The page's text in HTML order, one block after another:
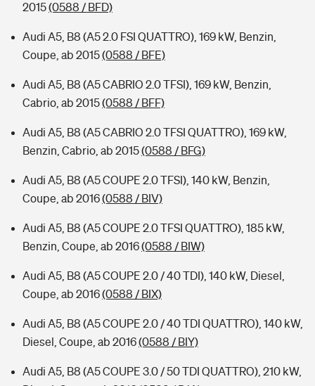
2015(0588 / BFD)
Audi A5, B8 (A5 2.0 FSI QUATTRO), 169 kW, Benzin,
Coupe, ab 2015(0588 / BFE)
Audi A5, B8 (A5 CABRIO 2.0 TFSI), 169 kW, Benzin,
Cabrio, ab 2015(0588 / BFF)
Audi A5, B8 (A5 CABRIO 2.0 TFSI QUATTRO), 169 kW,
Benzin, Cabrio, ab 2015(0588 / BFG)
Audi A5, B8 (A5 COUPE 2.0 TFSI), 140 kW, Benzin,
Coupe, ab 2016(0588 / BIV)
Audi A5, B8 (A5 COUPE 2.0 TFSI QUATTRO), 185 kW,
Benzin, Coupe, ab 2016(0588 / BIW)
Audi A5, B8 (A5 COUPE 2.0 / 40 TDI), 140 kW, Diesel,
Coupe, ab 2016(0588 / BIX)
Audi A5, B8 (A5 COUPE 2.0 / 40 TDI QUATTRO), 140 kW,
Diesel, Coupe, ab 2016(0588 / BIY)
Audi A5, B8 (A5 COUPE 3.0 / 50 TDI QUATTRO), 210 kW,